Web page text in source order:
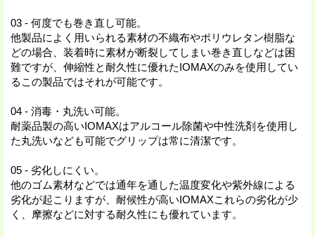
03 - 何度でも巻き直し可能。
他製品によく用いられる素材の不織布やポリウレタン樹脂な
どの場合、装着時に素材が断裂してしまい巻き直しなどは困
難ですが、伸縮性と耐久性に優れたIOMAXのみを使用してい
るこの製品ではそれが可能です。
04 - 消毒・丸洗い可能。
耐薬品製の高いIOMAXはアルコール除菌や中性洗剤を使用し
た丸洗いなども可能でグリップは常に清潔です。
05 - 劣化しにくい。
他のゴム素材などでは通年を通した温度変化や紫外線による
劣化が起こりますが、耐候性が高いIOMAXこれらの劣化が少
く、摩擦などに対する耐久性にも優れています。